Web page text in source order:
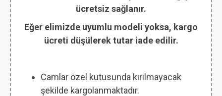
ücretsiz sağlanır.
Eğer elimizde uyumlu modeli yoksa, kargo
ücreti düşülerek tutar iade edilir.
Camlar özel kutusunda kırılmayacak
şekilde kargolanmaktadır.